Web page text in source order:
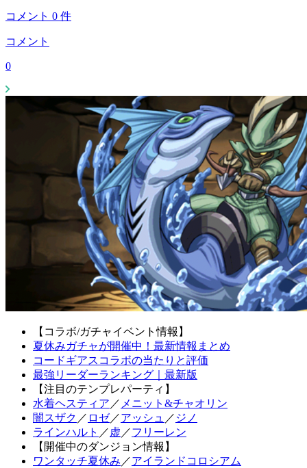
コメント 0 件
コメント
0
【コラボ/ガチャイベント情報】
夏休みガチャが開催中！最新情報まとめ
コードギアスコラボの当たりと評価
最強リーダーランキング｜最新版
【注目のテンプレパーティ】
水着ヘスティア ／ メニット&チャオリン
闇スザク ／ ロゼ／アッシュ ／ ジノ
ラインハルト ／ 虚 ／フリーレン
【開催中のダンジョン情報】
ワンタッチ夏休み ／アイランドコロシアム